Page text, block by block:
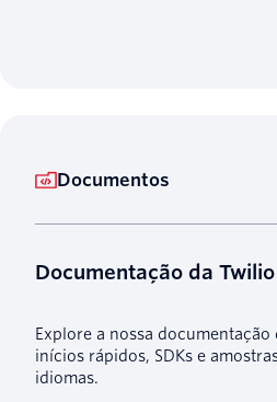
Documentos
Documentação da Twilio
Explore a nossa documentação
inícios rápidos, SDKs e
idiomas.